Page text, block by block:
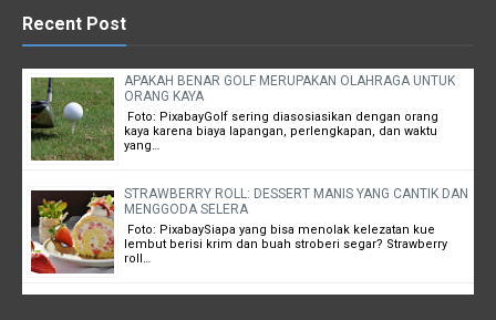
Recent Post
APAKAH BENAR GOLF MERUPAKAN OLAHRAGA UNTUK
ORANG KAYA
Foto: PixabayGolf sering diasosiasikan dengan orang
kaya karena biaya lapangan, perlengkapan, dan waktu
yang…
STRAWBERRY ROLL: DESSERT MANIS YANG CANTIK DAN
MENGGODA SELERA
Foto: PixabaySiapa yang bisa menolak kelezatan kue
lembut berisi krim dan buah stroberi segar? Strawberry
roll…